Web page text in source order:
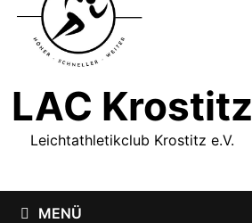
LAC Krostitz
Leichtathletikclub Krostitz e.V.
MENÜ